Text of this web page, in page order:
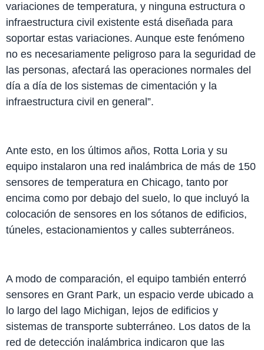
variaciones de temperatura, y ninguna estructura o
infraestructura civil existente está diseñada para
soportar estas variaciones. Aunque este fenómeno
no es necesariamente peligroso para la seguridad de
las personas, afectará las operaciones normales del
día a día de los sistemas de cimentación y la
infraestructura civil en general”.
Ante esto, en los últimos años, Rotta Loria y su
equipo instalaron una red inalámbrica de más de 150
sensores de temperatura en Chicago, tanto por
encima como por debajo del suelo, lo que incluyó la
colocación de sensores en los sótanos de edificios,
túneles, estacionamientos y calles subterráneos.
A modo de comparación, el equipo también enterró
sensores en Grant Park, un espacio verde ubicado a
lo largo del lago Michigan, lejos de edificios y
sistemas de transporte subterráneo. Los datos de la
red de detección inalámbrica indicaron que las